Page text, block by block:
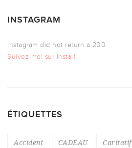
INSTAGRAM
Instagram did not return a 200.
Suivez-moi sur Insta !
ÉTIQUETTES
Accident CADEAU Caritatif